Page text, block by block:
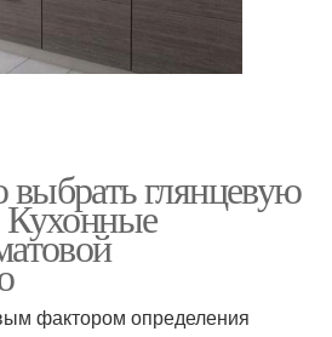
глянцевую
фактором определения